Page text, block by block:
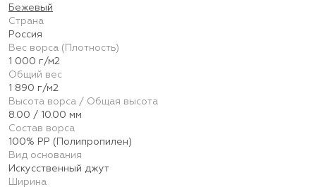
Бежевый
Страна
Россия
Вес ворса (Плотность)
1 000 г/м2
Общий вес
1 890 г/м2
Высота ворса / Общая высота
8.00 / 10.00 мм
Состав ворса
100% PP (Полипропилен)
Вид основания
Искусственный джут
Ширина